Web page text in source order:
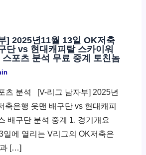
] 2025년11월 13일 OK저축
단 vs 현대캐피탈 스카이워
포츠 분석 무료 중계 토친놈
츠 분석 ​ [V-리그 남자부] 2025년
축은행 읏맨 배구단 vs 현대캐피
배구단 분석 중계 1. 경기개요
일에 열리는 V리그의 OK저축은
과 […]